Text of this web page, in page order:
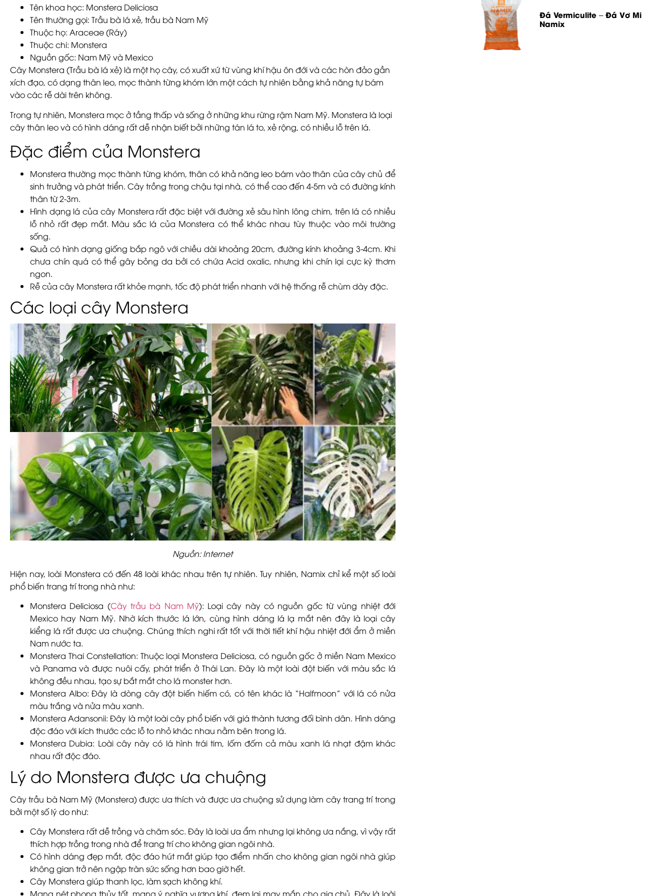
Tên khoa học: Monstera Deliciosa
Tên thường gọi: Trầu bà lá xẻ, trầu bà Nam Mỹ
Thuộc họ: Araceae (Ráy)
Thuộc chi: Monstera
Nguồn gốc: Nam Mỹ và Mexico
Cây Monstera (Trầu bà lá xẻ) là một họ cây, có xuất xứ từ vùng khí hậu ôn đới và các hòn đảo gần
xích đạo, có dạng thân leo, mọc thành từng khóm lớn một cách tự nhiên bằng khả năng tự bám
vào các rễ dài trên không.
Trong tự nhiên, Monstera mọc ở tầng thấp và sống ở những khu rừng rậm Nam Mỹ. Monstera là loại
cây thân leo và có hình dáng rất dễ nhận biết bởi những tán lá to, xẻ rộng, có nhiều lỗ trên lá.
Đặc điểm của Monstera
Monstera thường mọc thành từng khóm, thân có khả năng leo bám vào thân của cây chủ để
sinh trưởng và phát triển. Cây trồng trong chậu tại nhà, có thể cao đến 4-5m và có đường kính
thân từ 2-3m.
Hình dạng lá của cây Monstera rất đặc biệt với đường xẻ sâu hình lông chim, trên lá có nhiều
lỗ nhỏ rất đẹp mắt. Màu sắc lá của Monstera có thể khác nhau tùy thuộc vào môi trường
sống.
Quả có hình dạng giống bắp ngô với chiều dài khoảng 20cm, đường kính khoảng 3-4cm. Khi
chưa chín quá có thể gây bỏng da bởi có chứa Acid oxalic, nhưng khi chín lại cực kỳ thơm
ngon.
Rễ của cây Monstera rất khỏe mạnh, tốc độ phát triển nhanh với hệ thống rễ chùm dày đặc.
Các loại cây Monstera
Nguồn: Internet
Hiện nay, loài Monstera có đến 48 loài khác nhau trên tự nhiên. Tuy nhiên, Namix chỉ kể một số loài
phổ biến trang trí trong nhà như:
Monstera Deliciosa (Cây trầu bà Nam Mỹ): Loại cây này có nguồn gốc từ vùng nhiệt đới
Mexico hay Nam Mỹ. Nhờ kích thước lá lớn, cùng hình dáng lá lạ mắt nên đây là loại cây
kiểng lá rất được ưa chuộng. Chúng thích nghi rất tốt với thời tiết khí hậu nhiệt đới ẩm ở miền
Nam nước ta.
Monstera Thai Constellation: Thuộc loại Monstera Deliciosa, có nguồn gốc ở miền Nam Mexico
và Panama và được nuôi cấy, phát triển ở Thái Lan. Đây là một loài đột biến với màu sắc lá
không đều nhau, tạo sự bắt mắt cho lá monster hơn.
Monstera Albo: Đây là dòng cây đột biến hiếm có, có tên khác là “Halfmoon” với lá có nửa
màu trắng và nửa màu xanh.
Monstera Adansonii: Đây là một loài cây phổ biến với giá thành tương đối bình dân. Hình dáng
độc đáo với kích thước các lỗ to nhỏ khác nhau nằm bên trong lá.
Monstera Dubia: Loài cây này có lá hình trái tim, lốm đốm cả màu xanh lá nhạt đậm khác
nhau rất độc đáo.
Lý do Monstera được ưa chuộng
Cây trầu bà Nam Mỹ (Monstera) được ưa thích và được ưa chuộng sử dụng làm cây trang trí trong
bởi một số lý do như:
Cây Monstera rất dễ trồng và chăm sóc. Đây là loài ưa ẩm nhưng lại không ưa nắng, vì vậy rất
thích hợp trồng trong nhà để trang trí cho không gian ngôi nhà.
Có hình dáng đẹp mắt, độc đáo hút mắt giúp tạo điểm nhấn cho không gian ngôi nhà giúp
không gian trở nên ngập tràn sức sống hơn bao giờ hết.
Cây Monstera giúp thanh lọc, làm sạch không khí.
Mang nét phong thủy tốt, mang ý nghĩa vượng khí, đem lại may mắn cho gia chủ. Đây là loài
Đá Vermiculite – Đá Vơ Mi
Namix